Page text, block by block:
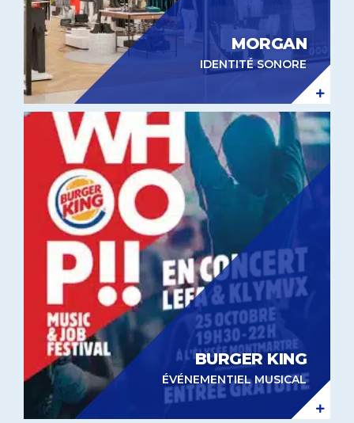
MORGAN
IDENTITÉ SONORE
Évènementiel musical Burger King
BURGER KING
ÉVÉNEMENTIEL MUSICAL